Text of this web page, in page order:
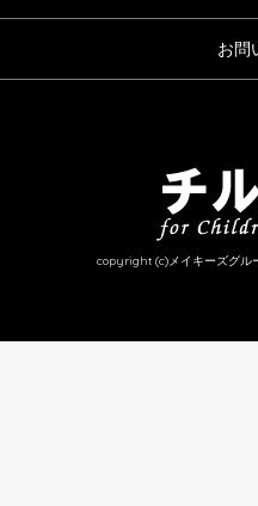
お問
copyright (c)メイキーズグル